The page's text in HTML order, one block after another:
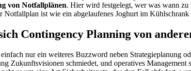
von Notfallplänen. Hier wird festgelegt, wer was wann zu
Notfallplan ist wie ein abgelaufenes Joghurt im Kühlschrank
Contingency Planning von
nur ein weiteres Buzzword neben Strategieplanung
Zukunftsvisionen schmiedet, und operatives